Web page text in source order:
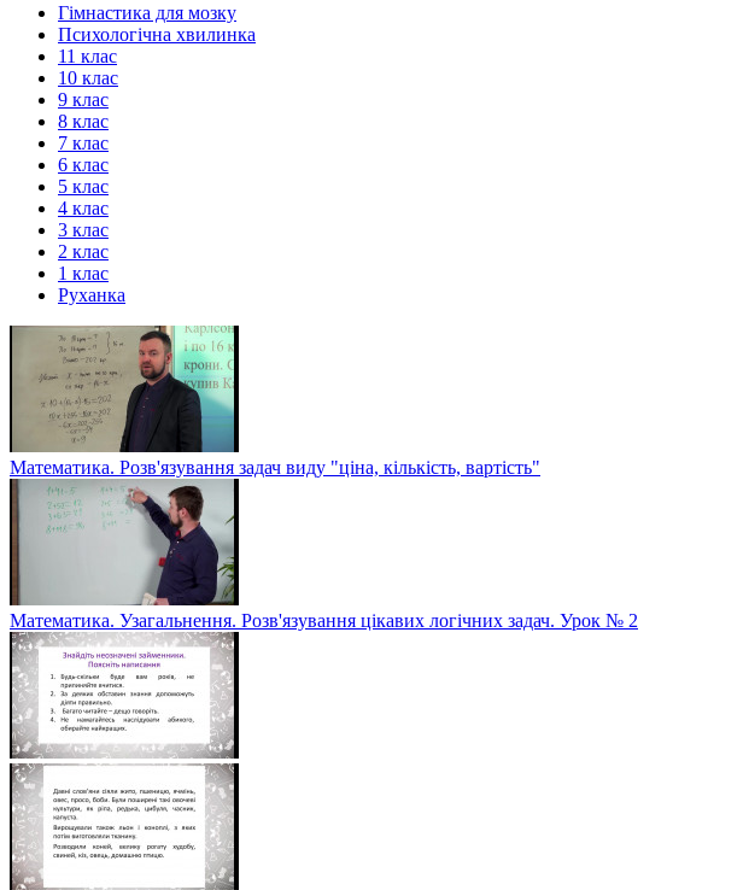
Гімнастика для мозку
Психологічна хвилинка
11 клас
10 клас
9 клас
8 клас
7 клас
6 клас
5 клас
4 клас
3 клас
2 клас
1 клас
Руханка
Математика. Розв'язування задач виду "ціна, кількість, вартість"
Математика. Узагальнення. Розв'язування цікавих логічних задач. Урок № 2